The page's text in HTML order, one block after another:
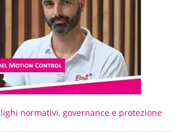
normativi, governance e protezione